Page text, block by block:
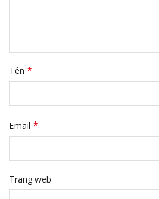
Tên *
Email *
Trang web